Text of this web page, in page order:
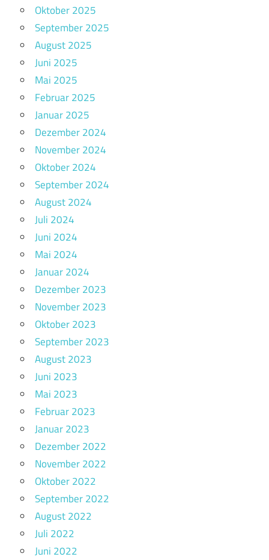
Oktober 2025
September 2025
August 2025
Juni 2025
Mai 2025
Februar 2025
Januar 2025
Dezember 2024
November 2024
Oktober 2024
September 2024
August 2024
Juli 2024
Juni 2024
Mai 2024
Januar 2024
Dezember 2023
November 2023
Oktober 2023
September 2023
August 2023
Juni 2023
Mai 2023
Februar 2023
Januar 2023
Dezember 2022
November 2022
Oktober 2022
September 2022
August 2022
Juli 2022
Juni 2022